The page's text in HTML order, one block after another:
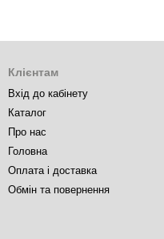
Клієнтам
Вхід до кабінету
Каталог
Про нас
Головна
Оплата і доставка
Обмін та повернення